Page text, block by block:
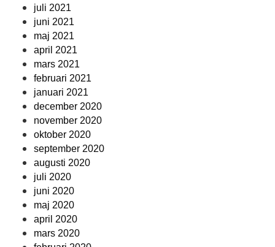
juli 2021
juni 2021
maj 2021
april 2021
mars 2021
februari 2021
januari 2021
december 2020
november 2020
oktober 2020
september 2020
augusti 2020
juli 2020
juni 2020
maj 2020
april 2020
mars 2020